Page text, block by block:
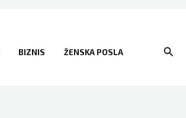
BIZNIS ŽENSKA POSLA